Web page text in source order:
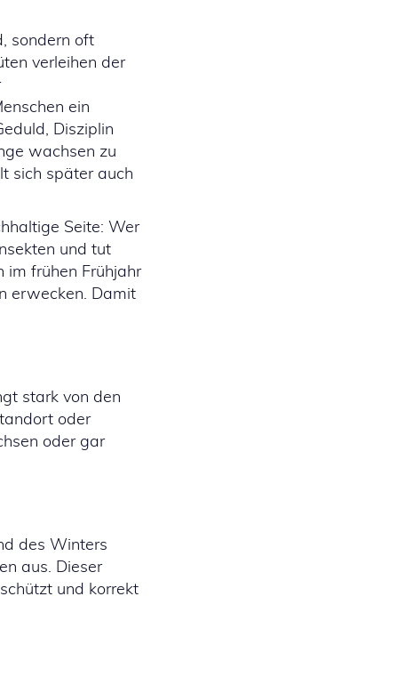
sondern oft
verleihen der
ein
Disziplin
wachsen zu
sich später auch
Seite: Wer
und tut
im frühen Frühjahr
erwecken. Damit
stark von den
oder
oder gar
des Winters
aus. Dieser
und korrekt